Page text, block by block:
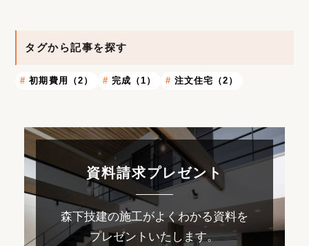
タグから記事を探す
初期費用（2） 完成（1） 注文住宅（2）
資料請求プレゼント
森下技建の施工がよくわかる資料を
プレゼントいたします。